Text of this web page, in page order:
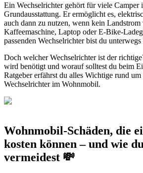
Ein Wechselrichter gehört für viele Camper
Grundausstattung. Er ermöglicht es,
auch dann zu nutzen, wenn kein
Kaffeemaschine, Laptop oder E-Bike-
passenden Wechselrichter bist du
Doch welcher Wechselrichter ist der
wird benötigt und worauf solltest du beim
Ratgeber erfährst du alles Wichtige rund um
Wechselrichter im Wohnmobil.
Wohnmobil-Schäden, die
kosten können – und wie
vermeidest 💸